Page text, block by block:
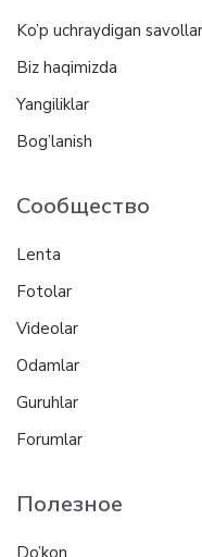
Ko’p uchraydigan savollar
Biz haqimizda
Yangiliklar
Bog’lanish
Сообщество
Lenta
Fotolar
Videolar
Odamlar
Guruhlar
Forumlar
Полезное
Do’kon